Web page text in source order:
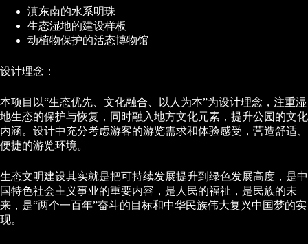
滇东南的水系明珠
生态湿地的建设样板
动植物保护的活态博物馆
设计理念：
本项目以“生态优先、文化融合、以人为本”为设计理念，注重湿
地生态的保护与恢复，同时融入地方文化元素，提升公园的文化
内涵。设计中充分考虑游客的游览需求和体验感受，营造舒适、
便捷的游览环境。
生态文明建设其实就是把可持续发展提升到绿色发展高度，是中
国特色社会主义事业的重要内容，是人民的福祉，是民族的未
来，是“两个一百年”奋斗的目标和中华民族伟大复兴中国梦的实
现。